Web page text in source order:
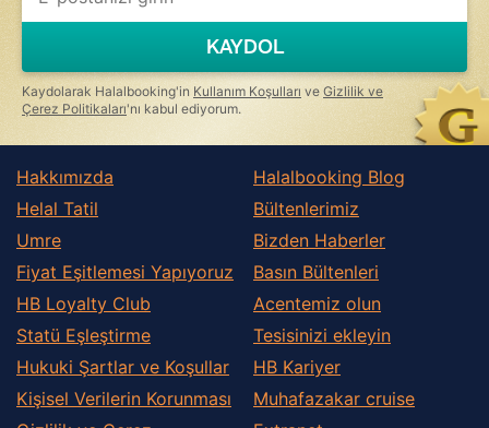
ignore
this
field
KAYDOL
Kaydolarak Halalbooking'in Kullanım Koşulları ve Gizlilik ve
Çerez Politikaları'nı kabul ediyorum.
Hakkımızda
Helal Tatil
Umre
Fiyat Eşitlemesi Yapıyoruz
HB Loyalty Club
Statü Eşleştirme
Hukuki Şartlar ve Koşullar
Kişisel Verilerin Korunması
Halalbooking Blog
Bültenlerimiz
Bizden Haberler
Basın Bültenleri
Acentemiz olun
Tesisinizi ekleyin
HB Kariyer
Muhafazakar сruise